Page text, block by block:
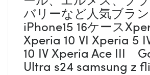
バリーなど人気ブラ
iPhone15 16ケース
Xperia 10 VI Xperia 5
10 IV Xperia Ace III
Ultra s24 samsung z